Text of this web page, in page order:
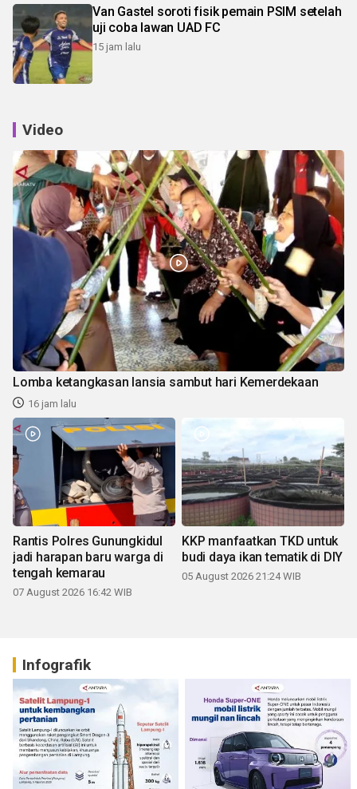
Van Gastel soroti fisik pemain PSIM setelah
uji coba lawan UAD FC
15 jam lalu
Video
Lomba ketangkasan lansia sambut hari Kemerdekaan
16 jam lalu
Rantis Polres Gunungkidul
jadi harapan baru warga di
tengah kemarau
07 August 2026 16:42 WIB
KKP manfaatkan TKD untuk
budi daya ikan tematik di DIY
05 August 2026 21:24 WIB
Infografik